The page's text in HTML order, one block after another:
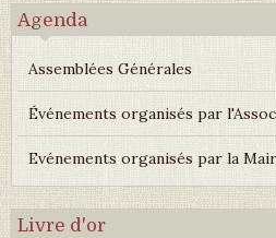
Agenda
Assemblées Générales
Événements organisés par
Evénements organisés par la
Livre d'or